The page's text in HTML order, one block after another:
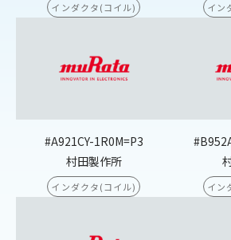
インダクタ(コイル) イン
#A921CY-1R0M=P3
村田製作所
インダクタ(コイル) イン